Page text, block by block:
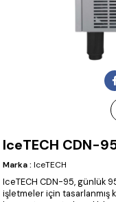
IceTECH CDN-
Marka : IceTECH
IceTECH CDN-95, günlük
işletmeler için tasarlanmış